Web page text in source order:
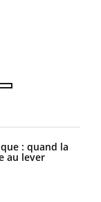
: quand la
au lever